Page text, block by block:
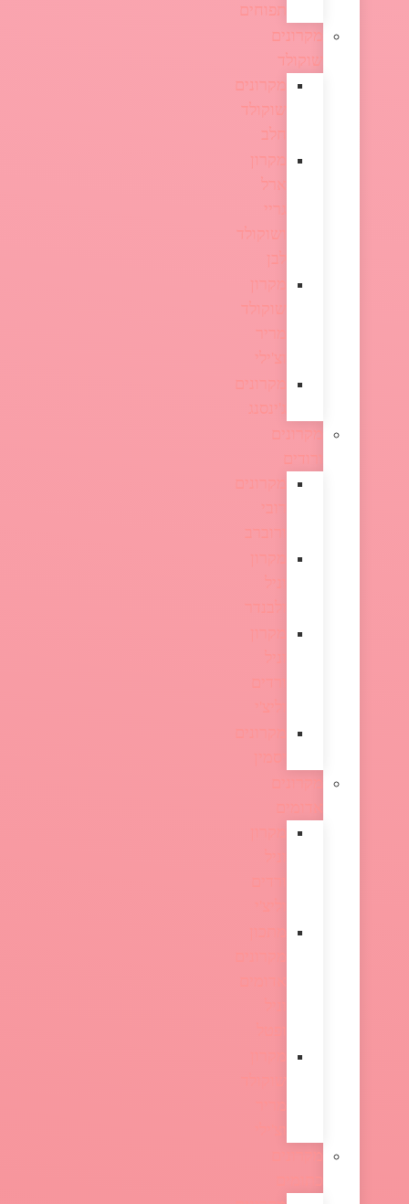
תפוחים
מקרונים
שוקולד
מקרונים
שוקולד
חלב
מקרון
ארל
גריי
ושוקולד
לבן
מקרון
שוקולד
מריר
וצ'ילי